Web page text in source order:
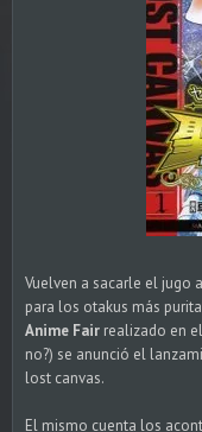
Vuelven a sacarle el jugo
para los otakus más
Anime Fair realizado en el
no?) se anunció el
lost canvas.
El mismo cuenta los